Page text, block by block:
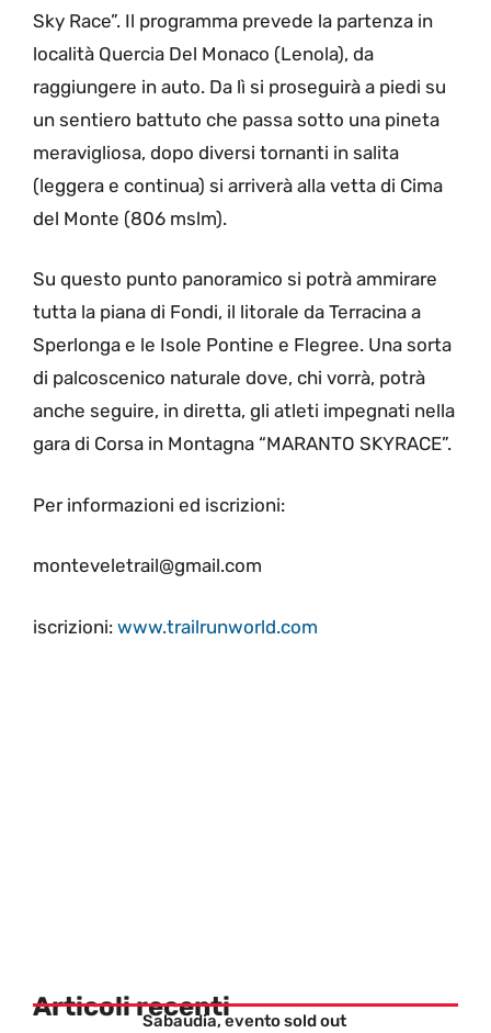
Sky Race”. Il programma prevede la partenza in
località Quercia Del Monaco (Lenola), da
raggiungere in auto. Da lì si proseguirà a piedi su
un sentiero battuto che passa sotto una pineta
meravigliosa, dopo diversi tornanti in salita
(leggera e continua) si arriverà alla vetta di Cima
del Monte (806 mslm).
Su questo punto panoramico si potrà ammirare
tutta la piana di Fondi, il litorale da Terracina a
Sperlonga e le Isole Pontine e Flegree. Una sorta
di palcoscenico naturale dove, chi vorrà, potrà
anche seguire, in diretta, gli atleti impegnati nella
gara di Corsa in Montagna “MARANTO SKYRACE”.
Per informazioni ed iscrizioni:
monteveletrail@gmail.com
iscrizioni: www.trailrunworld.com
Articoli recentiSabaudia, evento sold out